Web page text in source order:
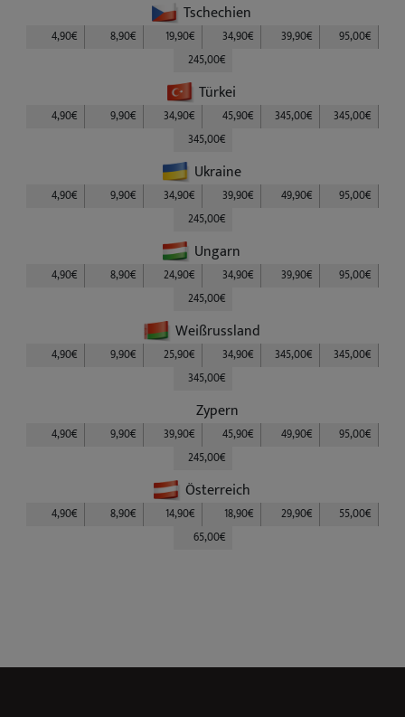
Tschechien
4,90€ 8,90€ 19,90€ 34,90€ 39,90€
95,00€
245,00€
Türkei
4,90€ 9,90€ 34,90€ 45,90€ 345,00€
345,00€
345,00€
Ukraine
4,90€ 9,90€ 34,90€ 39,90€ 49,90€
95,00€
245,00€
Ungarn
4,90€ 8,90€ 24,90€ 34,90€ 39,90€
95,00€
245,00€
Weißrussland
4,90€ 9,90€ 25,90€ 34,90€ 345,00€
345,00€
345,00€
Zypern
4,90€ 9,90€ 39,90€ 45,90€ 49,90€
95,00€
245,00€
Österreich
4,90€ 8,90€ 14,90€ 18,90€ 29,90€
55,00€
65,00€